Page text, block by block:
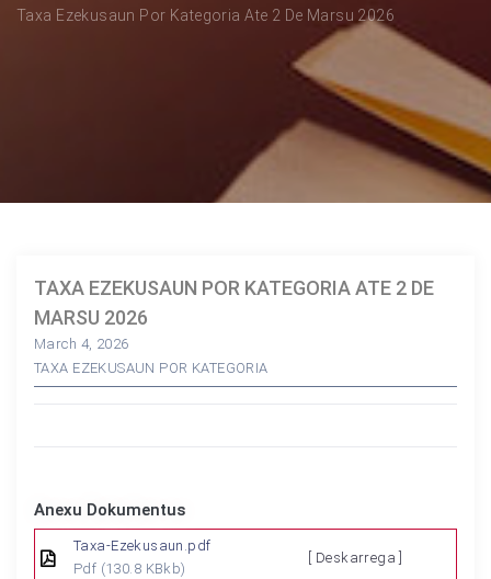
Taxa Ezekusaun Por Kategoria Ate 2 De Marsu 2026
TAXA EZEKUSAUN POR KATEGORIA ATE 2 DE
MARSU 2026
March 4, 2026
TAXA EZEKUSAUN POR KATEGORIA
Anexu Dokumentus
Taxa-Ezekusaun.pdf
Pdf (130.8 KBkb)
[ Deskarrega ]